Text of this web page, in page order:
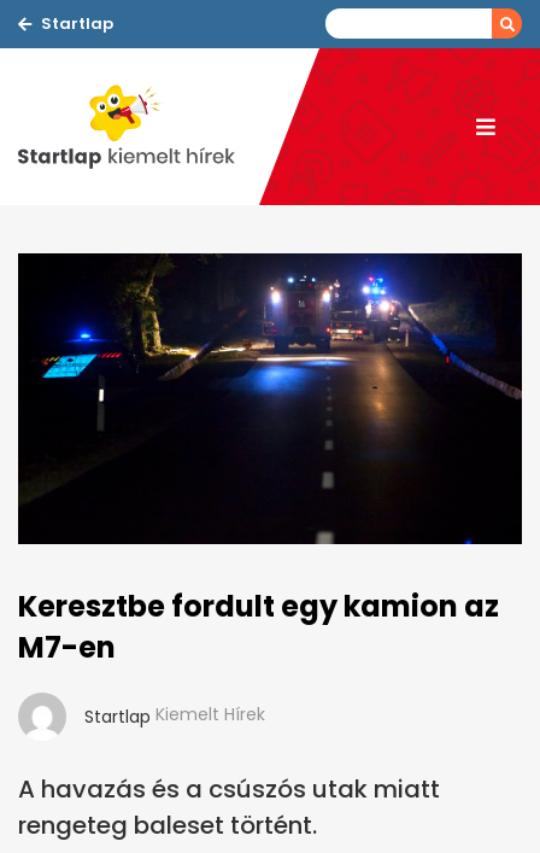
Startlap
Keresztbe fordult egy kamion az
M7-en
Startlap Kiemelt Hírek
A havazás és a csúszós utak miatt
rengeteg baleset történt.